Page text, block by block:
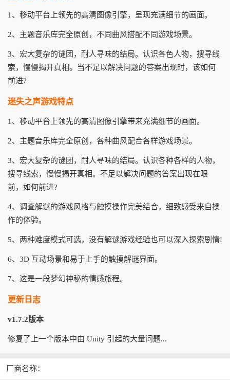
1、移动平台上领先的高清图像引擎，呈现充满细节的画面。
2、主题音乐库完全原创，不同曲风搭配不同游戏场景。
3、宏大复杂的谜团，耐人寻味的结局。认识各色人物，搜寻线
索，慢慢揭开真相。当不足以解决问题的答案出现时，该如何
前进?
迷失之声游戏特点
1、移动平台上领先的高清图像引擎带来充满细节的画面。
2、主题音乐库完全原创，各种曲风配合各样游戏场景。
3、宏大复杂的谜团，耐人寻味的结局。认识各种各样的人物，
搜寻线索，慢慢揭开真相。不足以解决问题的答案出现在眼
前，如何前进?
4、调查解谜的游戏风格与触摸操作完美结合，细致感受来自操
作的体验。
5、两种难度模式可选，没有解谜游戏经验也可以深入探索剧情!
6、3D 互动场景和易于上手的触摸解谜界面。
7、这是一段梦幻神秘的情感旅程。
更新日志
v1.7.2版本
修复了上一个版本中由 Unity 引起的大量问题...
厂商名称：